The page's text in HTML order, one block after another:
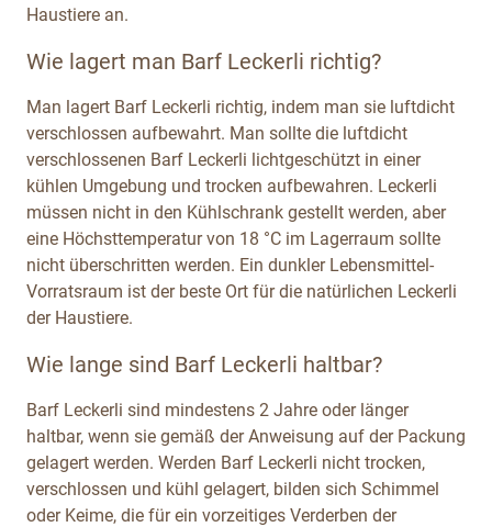
Haustiere an.
Wie lagert man Barf Leckerli richtig?
Man lagert Barf Leckerli richtig, indem man sie luftdicht
verschlossen aufbewahrt. Man sollte die luftdicht
verschlossenen Barf Leckerli lichtgeschützt in einer
kühlen Umgebung und trocken aufbewahren. Leckerli
müssen nicht in den Kühlschrank gestellt werden, aber
eine Höchsttemperatur von 18 °C im Lagerraum sollte
nicht überschritten werden. Ein dunkler Lebensmittel-
Vorratsraum ist der beste Ort für die natürlichen Leckerli
der Haustiere.
Wie lange sind Barf Leckerli haltbar?
Barf Leckerli sind mindestens 2 Jahre oder länger
haltbar, wenn sie gemäß der Anweisung auf der Packung
gelagert werden. Werden Barf Leckerli nicht trocken,
verschlossen und kühl gelagert, bilden sich Schimmel
oder Keime, die für ein vorzeitiges Verderben der